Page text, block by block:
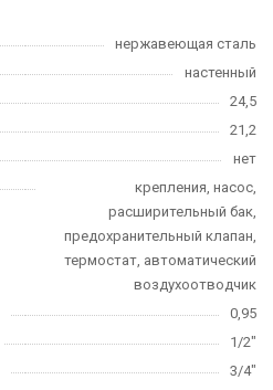
нержавеющая сталь
настенный
24,5
21,2
нет
крепления, насос,
расширительный бак,
предохранительный клапан,
термостат, автоматический
воздухоотводчик
0,95
1/2"
3/4"